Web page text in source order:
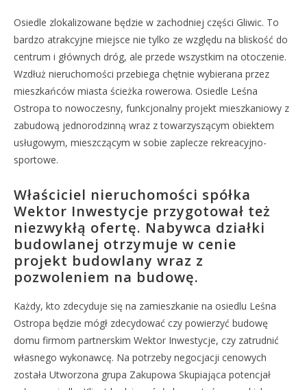
Osiedle zlokalizowane będzie w zachodniej części Gliwic. To
bardzo atrakcyjne miejsce nie tylko ze względu na bliskość do
centrum i głównych dróg, ale przede wszystkim na otoczenie.
Wzdłuż nieruchomości przebiega chętnie wybierana przez
mieszkańców miasta ścieżka rowerowa. Osiedle Leśna
Ostropa to nowoczesny, funkcjonalny projekt mieszkaniowy z
zabudową jednorodzinną wraz z towarzyszącym obiektem
usługowym, mieszczącym w sobie zaplecze rekreacyjno-
sportowe.
Właściciel nieruchomości spółka
Wektor Inwestycje przygotował też
niezwykłą ofertę. Nabywca działki
budowlanej otrzymuje w cenie
projekt budowlany wraz z
pozwoleniem na budowę.
Każdy, kto zdecyduje się na zamieszkanie na osiedlu Leśna
Ostropa będzie mógł zdecydować czy powierzyć budowę
domu firmom partnerskim Wektor Inwestycje, czy zatrudnić
własnego wykonawcę. Na potrzeby negocjacji cenowych
została Utworzona grupa Zakupowa Skupiająca potencjał